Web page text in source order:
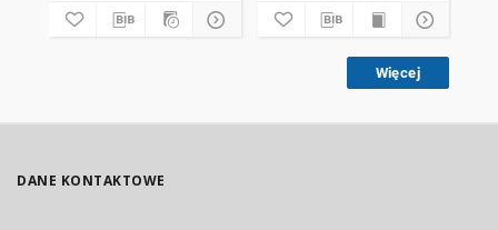
Więcej
DANE KONTAKTOWE